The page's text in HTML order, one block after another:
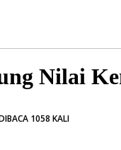
Nilai
1058 KALI